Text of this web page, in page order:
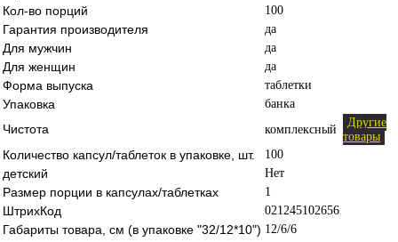
Кол-во порций 100
Гарантия производителя да
Для мужчин да
Для женщин да
Форма выпуска таблетки
Упаковка банка
Чистота комплексный
Другие
товары
Количество капсул/таблеток в упаковке, шт. 100
детский Нет
Размер порции в капсулах/таблетках 1
ШтрихКод 021245102656
Габариты товара, см (в упаковке "32/12*10") 12/6/6